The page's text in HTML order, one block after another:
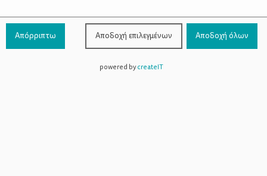
800-1199-800(από σταθερό,
χωρίς χρέωση)
Απόρριπτω Αποδοχή επιλεγμένων Αποδοχή όλων
powered bycreateIT